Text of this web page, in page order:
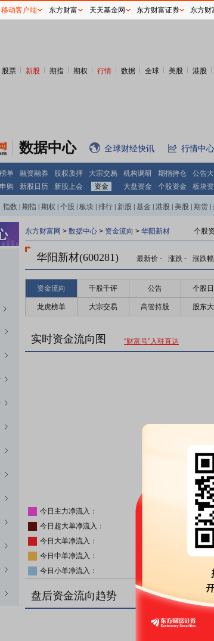
股票 新股 期指 期权 行情 数据 全球 美股 港股
数据中心 全球财经快讯 行情中心
单 融资融券 股权质押 大宗交易 机构调研 期指持仓 公告
购 新股日历 新股上会 资金 大盘资金 个股资金 板块
指数 期指 期权 个股 板块 排行 新股 基金 港股 美股 期货
东方财富网 > 数据中心 > 资金流向 > 华阳新材 个股
华阳新材(600281) 最新价 - 涨跌 - 涨跌幅
资金流向 千股千评 公告 个股
龙虎榜单 大宗交易 高管持股 股东
实时资金流向图 “财富号”入驻直达
今日主力净流入：
主力净比：
今日超大单净流入：
超大单净比：
今日大单净流入：
大单净比：
今日中单净流入：
中单净比：
今日小单净流入：
盘后资金流向趋势
移动客户端 东方财富 天天基金网 东方财富证券 东方财